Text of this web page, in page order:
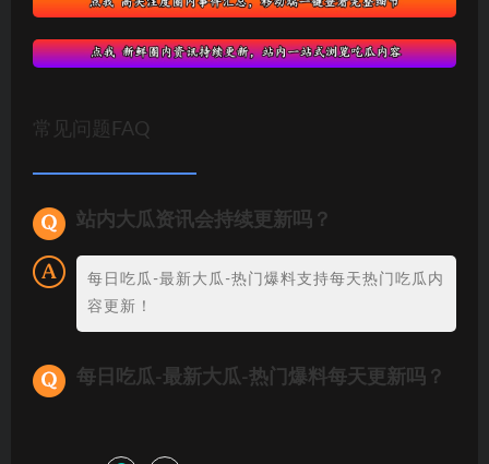
常见问题FAQ
站内大瓜资讯会持续更新吗？
每日吃瓜-最新大瓜-热门爆料支持每天热门吃瓜内
容更新！
每日吃瓜-最新大瓜-热门爆料每天更新吗？